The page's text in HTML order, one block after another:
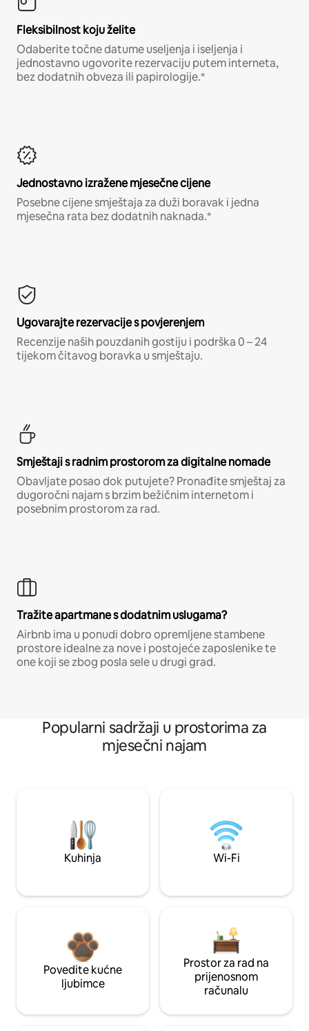
Fleksibilnost koju želite
Odaberite točne datume useljenja i iseljenja i
jednostavno ugovorite rezervaciju putem interneta,
bez dodatnih obveza ili papirologije.*
Jednostavno izražene mjesečne cijene
Posebne cijene smještaja za duži boravak i jedna
mjesečna rata bez dodatnih naknada.*
Ugovarajte rezervacije s povjerenjem
Recenzije naših pouzdanih gostiju i podrška 0 – 24
tijekom čitavog boravka u smještaju.
Smještaji s radnim prostorom za digitalne nomade
Obavljate posao dok putujete? Pronađite smještaj za
dugoročni najam s brzim bežičnim internetom i
posebnim prostorom za rad.
Tražite apartmane s dodatnim uslugama?
Airbnb ima u ponudi dobro opremljene stambene
prostore idealne za nove i postojeće zaposlenike te
one koji se zbog posla sele u drugi grad.
Popularni sadržaji u prostorima za
mjesečni najam
Kuhinja Wi-Fi
Povedite kućne
ljubimce
Prostor za rad na
prijenosnom
računalu